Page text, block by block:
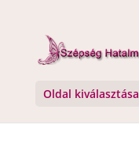
Oldal kiválasztása